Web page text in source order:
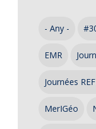
- Any -
EMR
Journées
MerIGéo